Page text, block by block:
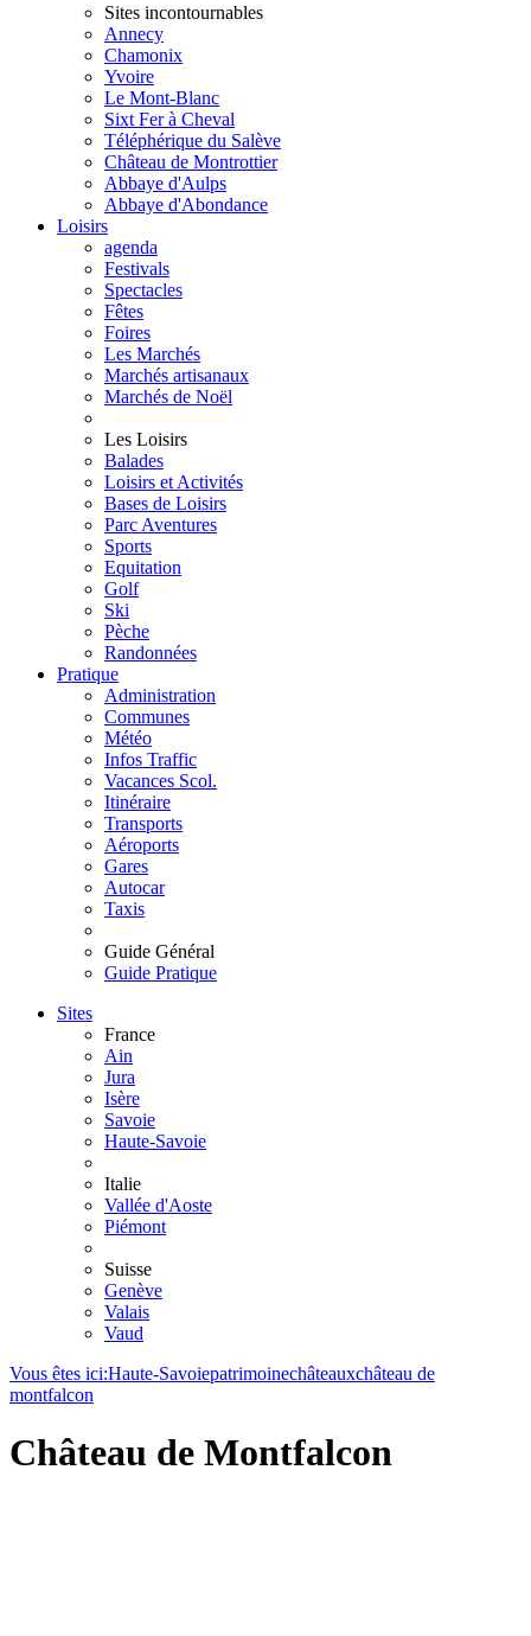
Sites incontournables
Annecy
Chamonix
Yvoire
Le Mont-Blanc
Sixt Fer à Cheval
Téléphérique du Salève
Château de Montrottier
Abbaye d'Aulps
Abbaye d'Abondance
Loisirs
agenda
Festivals
Spectacles
Fêtes
Foires
Les Marchés
Marchés artisanaux
Marchés de Noël
Les Loisirs
Balades
Loisirs et Activités
Bases de Loisirs
Parc Aventures
Sports
Equitation
Golf
Ski
Pèche
Randonnées
Pratique
Administration
Communes
Météo
Infos Traffic
Vacances Scol.
Itinéraire
Transports
Aéroports
Gares
Autocar
Taxis
Guide Général
Guide Pratique
Sites
France
Ain
Jura
Isère
Savoie
Haute-Savoie
Italie
Vallée d'Aoste
Piémont
Suisse
Genève
Valais
Vaud
Vous êtes ici:Haute-Savoiepatrimoinechâteauxchâteau de
montfalcon
Château de Montfalcon